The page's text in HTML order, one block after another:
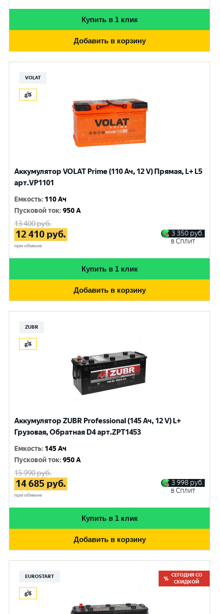
Купить в 1 клик
Добавить в корзину
VOLAT
Аккумулятор VOLAT Prime (110 Ач, 12 V) Прямая, L+ L5
арт.VP1101
Емкость: 110 Ач
Пусковой ток:950 A
13 400руб.
12 410 руб.
при обмене
3 350 руб.
в Сплит
Купить в 1 клик
Добавить в корзину
ZUBR
Аккумулятор ZUBR Professional (145 Ач, 12 V) L+
Грузовая, Обратная D4 арт.ZPT1453
Емкость: 145 Ач
Пусковой ток:950 A
15 990руб.
14 685 руб.
при обмене
3 998 руб.
в Сплит
Купить в 1 клик
Добавить в корзину
EUROSTART
СЕГОДНЯ СО
СКИДКОЙ